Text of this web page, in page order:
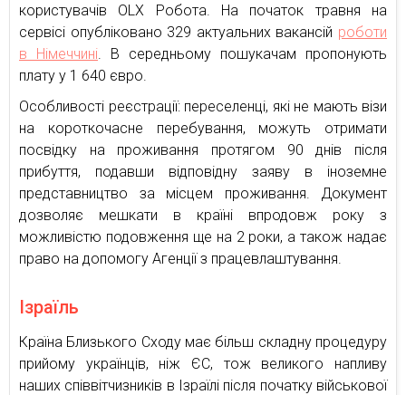
користувачів ОLX Робота. На початок травня на
сервісі опубліковано 329 актуальних вакансій роботи
в Німеччині . В середньому пошукачам пропонують
плату у 1 640 євро.
Особливості реєстрації: переселенці, які не мають візи
на короткочасне перебування, можуть отримати
посвідку на проживання протягом 90 днів після
прибуття, подавши відповідну заяву в іноземне
представництво за місцем проживання. Документ
дозволяє мешкати в країні впродовж року з
можливістю подовження ще на 2 роки, а також надає
право на допомогу Агенції з працевлаштування.
Ізраїль
Країна Близького Сходу має більш складну процедуру
прийому українців, ніж ЄС, тож великого напливу
наших співвітчизників в Ізраїлі після початку військової